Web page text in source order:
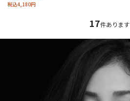
税込4,180円
17件あります